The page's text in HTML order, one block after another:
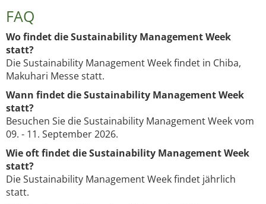
FAQ
Wo findet die Sustainability Management Week
statt?
Die Sustainability Management Week findet in Chiba,
Makuhari Messe statt.
Wann findet die Sustainability Management Week
statt?
Besuchen Sie die Sustainability Management Week vom
09. - 11. September 2026.
Wie oft findet die Sustainability Management Week
statt?
Die Sustainability Management Week findet jährlich
statt.